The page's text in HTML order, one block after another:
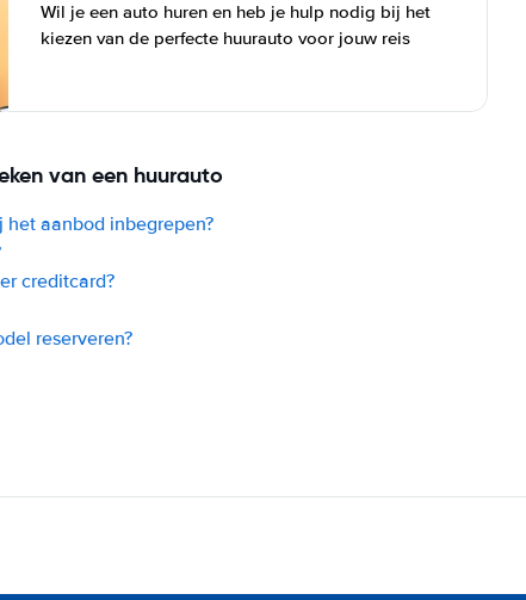
Wil je een auto huren en heb je hulp nodig bij het
kiezen van de perfecte huurauto voor jouw reis
van een huurauto
aanbod inbegrepen?
creditcard?
reserveren?